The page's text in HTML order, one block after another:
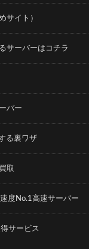
サイト）
サーバーはコチラ
バー
る裏ワザ
取
度No.1高速サーバー
サービス